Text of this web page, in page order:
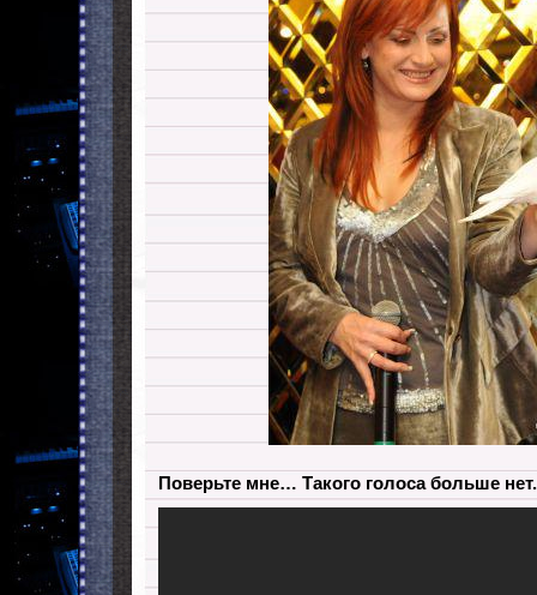
Поверьте мне… Такого голоса больше